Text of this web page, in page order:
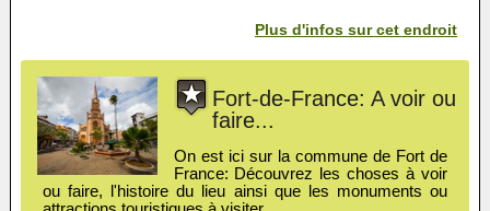
Plus d'infos sur cet endroit
Fort-de-France: A voir ou
faire...
On est ici sur la commune de Fort de
France: Découvrez les choses à voir
ou faire, l'histoire du lieu ainsi que les monuments ou